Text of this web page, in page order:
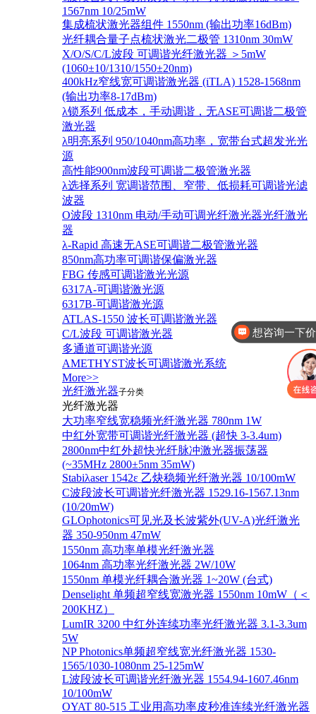
1567nm 10/25mW
集成梳状激光器组件 1550nm (输出功率16dBm)
光纤耦合量子点梳状激光二极管 1310nm 30mW
X/O/S/C/L波段 可调谐光纤激光器 ＞5mW
(1060±10/1310/1550±20nm)
400kHz窄线宽可调谐激光器 (iTLA) 1528-1568nm
(输出功率8-17dBm)
λ锁系列 低成本，手动调谐，无ASE可调谐二极管
激光器
λ明亮系列 950/1040nm高功率，宽带台式超发光光
源
高性能900nm波段可调谐二极管激光器
λ选择系列 宽调谐范围、窄带、低损耗可调谐光滤
波器
O波段 1310nm 电动/手动可调光纤激光器光纤激光
器
λ-Rapid 高速无ASE可调谐二极管激光器
850nm高功率可调谐保偏激光器
FBG 传感可调谐激光光源
6317A-可调谐激光源
6317B-可调谐激光源
ATLAS-1550 波长可调谐激光器
C/L波段 可调谐激光器
多通道可调谐光源
AMETHYST波长可调谐激光系统
More>>
光纤激光器子分类
光纤激光器
大功率窄线宽稳频光纤激光器 780nm 1W
中红外宽带可调谐光纤激光器 (超快 3-3.4um)
2800nm中红外超快光纤脉冲激光器振荡器
(~35MHz 2800±5nm 35mW)
Stabiλaser 1542ε 乙炔稳频光纤激光器 10/100mW
C波段波长可调谐光纤激光器 1529.16-1567.13nm
(10/20mW)
GLOphotonics可见光及长波紫外(UV-A)光纤激光
器 350-950nm 47mW
1550nm 高功率单模光纤激光器
1064nm 高功率光纤激光器 2W/10W
1550nm 单模光纤耦合激光器 1~20W (台式)
Denselight 单频超窄线宽激光器 1550nm 10mW（＜
200KHZ）
LumIR 3200 中红外连续功率光纤激光器 3.1-3.3um
5W
NP Photonics单频超窄线宽光纤激光器 1530-
1565/1030-1080nm 25-125mW
L波段波长可调谐光纤激光器 1554.94-1607.46nm
10/100mW
OYAT 80-515 工业用高功率皮秒准连续光纤激光器
你好，有这几款产